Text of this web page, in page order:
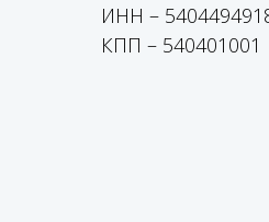
ИНН –
КПП – 540401001